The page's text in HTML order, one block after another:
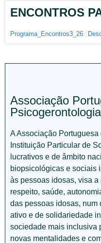
ENCONTROS
Programa_Encontros3_26
Associação
Psicogerontologia
A Associação
Instituição Particular de
lucrativos e de âmbito
biopsicológicas e sociais
às pessoas idosas, visa
respeito, saúde,
das pessoas idosas,
ativo e de solidariedade
sociedade mais inclusiva
novas mentalidades e